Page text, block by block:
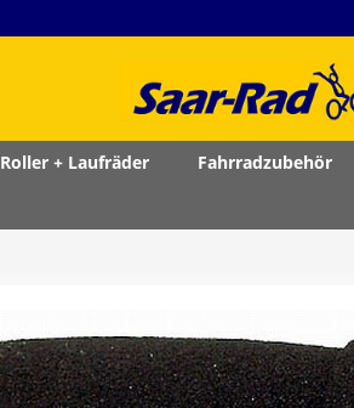
Roller + Laufräder Fahrradzubehör